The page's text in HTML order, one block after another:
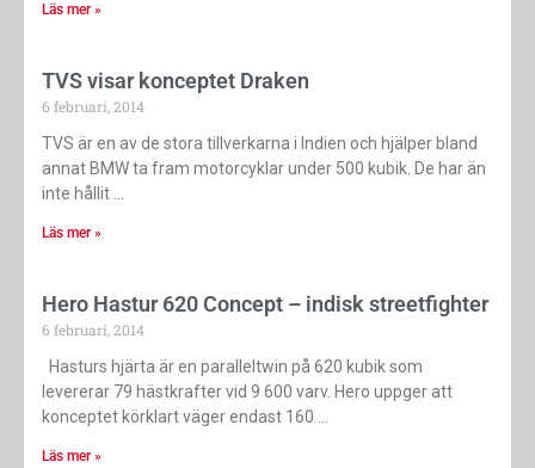
Läs mer »
TVS visar konceptet Draken
6 februari, 2014
TVS är en av de stora tillverkarna i Indien och hjälper bland
annat BMW ta fram motorcyklar under 500 kubik. De har än
inte hållit
Läs mer »
Hero Hastur 620 Concept – indisk streetfighter
6 februari, 2014
Hasturs hjärta är en paralleltwin på 620 kubik som
levererar 79 hästkrafter vid 9 600 varv. Hero uppger att
konceptet körklart väger endast 160
Läs mer »